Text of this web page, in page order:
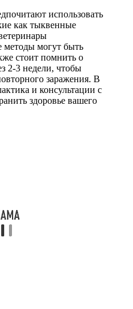
использовать
как тыквенные
методы могут быть
стоит помнить о
2-3 недели, чтобы
заражения. В
и консультации с
здоровье вашего